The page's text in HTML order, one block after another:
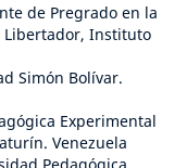
de Pregrado en la
Libertador, Instituto
Simón Bolívar.
Experimental
Venezuela